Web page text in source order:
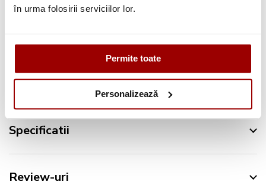
în urma folosirii serviciilor lor.
Permite toate
Personalizează
Descriere
Specificatii
Review-uri